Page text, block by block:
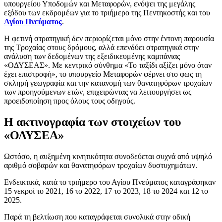
υπουργείου Υποδομών και Μεταφορών, ενόψει της μεγάλης
εξόδου των εκδρομέων για το τριήμερο της Πεντηκοστής και του
Αγίου Πνεύματος.
Η φετινή στρατηγική δεν περιορίζεται μόνο στην έντονη παρουσία
της Τροχαίας στους δρόμους, αλλά επενδύει στρατηγικά στην
ανάλυση των δεδομένων της εξειδικευμένης καμπάνιας
«ΟΔΥΣΕΑΣ». Με κεντρικό σύνθημα «Το ταξίδι αξίζει μόνο όταν
έχει επιστροφή», το υπουργείο Μεταφορών φέρνει στο φως τη
σκληρή γεωγραφία και την κατανομή των θανατηφόρων τροχαίων
των προηγούμενων ετών, επιχειρώντας να λειτουργήσει ως
προειδοποίηση προς όλους τους οδηγούς.
Η ακτινογραφία των στοιχείων του
«ΟΔΥΣΕΑ»
Ωστόσο, η αυξημένη κινητικότητα συνοδεύεται συχνά από υψηλό
αριθμό σοβαρών και θανατηφόρων τροχαίων δυστυχημάτων.
Ενδεικτικά, κατά το τριήμερο του Αγίου Πνεύματος καταγράφηκαν
15 νεκροί το 2021, 16 το 2022, 17 το 2023, 18 το 2024 και 12 το
2025.
Παρά τη βελτίωση που καταγράφεται συνολικά στην οδική